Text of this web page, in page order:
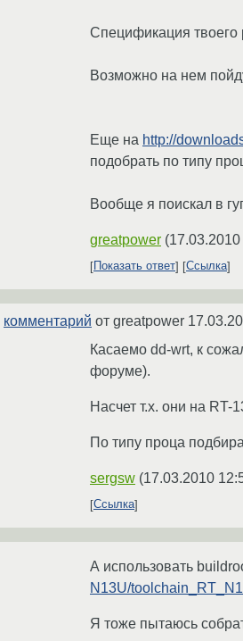
Спецификация твоего
Возможно на нем
Еще на http://
подобрать по типу
Вообще я поискал в
greatpower (
Показать ответ Ссылка
комментарий от greatpower
Касаемо dd-wrt, к
форуме).
Насчет т.х. они на
По типу проца
sergsw (17.03.2010
Ссылка
А использовать
N13U/
Я тоже пытаюсь